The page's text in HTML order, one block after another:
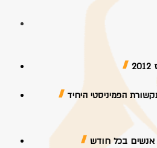
הפמיניסטי היחיד
אנשים בכל חודש